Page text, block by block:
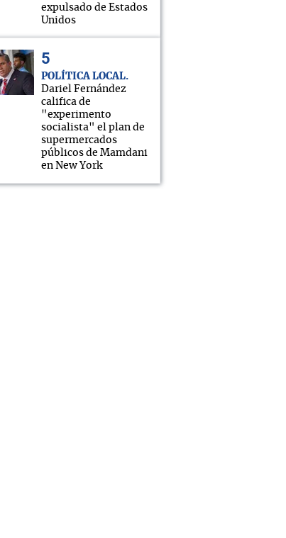
expulsado de Estados
Unidos
POLÍTICA LOCAL
Dariel Fernández
califica de
"experimento
socialista" el plan de
supermercados
públicos de Mamdani
en New York